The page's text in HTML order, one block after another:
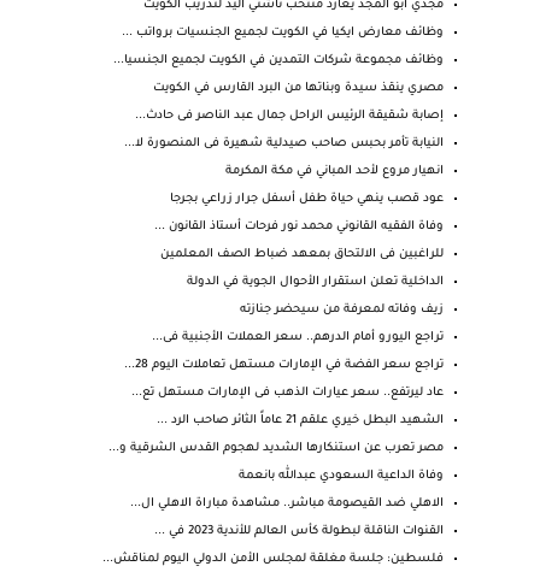
مجدي أبو المجد يغارد منتخب ناشئي اليد لتدريب الكويت
وظائف معارض ايكيا في الكويت لجميع الجنسيات برواتب ...
وظائف مجموعة شركات التمدين في الكويت لجميع الجنسيا...
مصري ينقذ سيدة وبناتها من البرد القارس في الكويت
إصابة شقيقة الرئيس الراحل جمال عبد الناصر فى حادث...
النيابة تأمر بحبس صاحب صيدلية شهيرة فى المنصورة لا...
انهيار مروع لأحد المباني في مكة المكرمة
عود قصب ينهي حياة طفل أسفل جرار زراعي بجرجا
وفاة الفقيه القانوني محمد نور فرحات أستاذ القانون ...
للراغبين فى الالتحاق بمعهد ضباط الصف المعلمين
الداخلية تعلن استقرار الأحوال الجوية في الدولة
زيف وفاته لمعرفة من سيحضر جنازته
تراجع اليورو أمام الدرهم.. سعر العملات الأجنبية فى...
تراجع سعر الفضة في الإمارات مستهل تعاملات اليوم 28...
عاد ليرتفع.. سعر عيارات الذهب فى الإمارات مستهل تع...
‏الشهيد البطل خيري علقم 21 عاماً الثائر صاحب الرد ...
مصر تعرب عن استنكارها الشديد لهجوم القدس الشرقية و...
وفاة الداعية السعودي عبدالله بانعمة
الاهلي ضد القيصومة مباشر.. مشاهدة مباراة الاهلي ال...
القنوات الناقلة لبطولة كأس العالم للأندية 2023 في ...
فلسطين: جلسة مغلقة لمجلس الأمن الدولي اليوم لمناقش...